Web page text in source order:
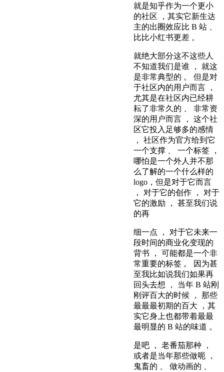
就是知乎作为一个更小
的社区 ，其实它新生达
主的出圈效应比 B 站 、
比比小红书更差 。
就绝大部分这不这些人
不知道我们是谁 ， 就这
是非常典型的 。 但是对
于社区内的用户而言 ，
尤其是在社区内已经耕
耘了非常久的 、 非常资
深的用户而言 ， 这个社
区它投入足够多的感情
， 社区作为官方给到它
一个支撑 、 一个标签 ，
哪怕是一个外人并不那
么了解的一个什么样的
logo，但是对于它而言
， 对于它的创作 ， 对于
它的激励 ， 甚至我们说
的再
细一点 ， 对于它未来一
段时间的商业化变现的
背书 ， 可能都是一个非
常重要的标签 。 因为甚
至我比如说我们如果再
回头去想 ， 当年 B 站刚
刚评百大的时候 ， 那些
最最最初期的百大 ，其
实它身上也都带着最最
最明显的 B 站的味道 。
是吧 ， 老番茄那种 ，
或者是当年那些做呃 ，
鬼畜的 、 做动画的 、